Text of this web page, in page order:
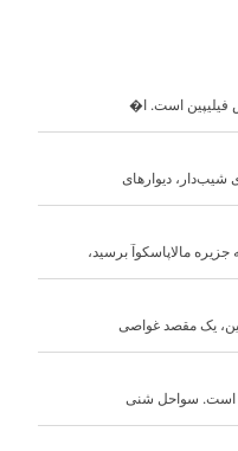
فیلیپین است. ا�
شیب‌دار، دیوارهای
مالاپاسکوآ برسید،
یک مقصد غواصی
است. سواحل شنی